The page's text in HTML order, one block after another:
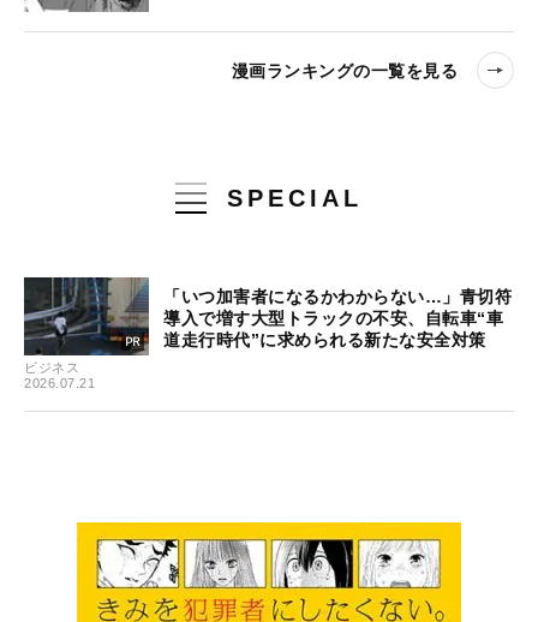
漫画ランキングの一覧を見る
SPECIAL
ビジネス
2026.07.21
「いつ加害者になるかわからない…」青切符
導入で増す大型トラックの不安、自転車“車
道走行時代”に求められる新たな安全対策